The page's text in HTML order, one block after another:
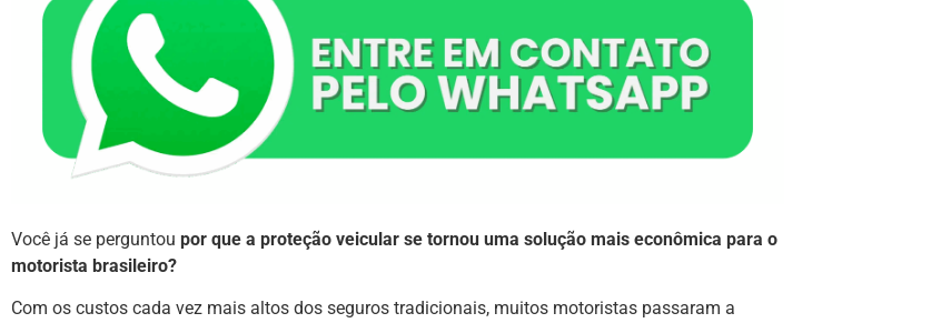
Você já se perguntou por que a proteção veicular se tornou uma solução mais econômica para o
motorista brasileiro?
Com os custos cada vez mais altos dos seguros tradicionais, muitos motoristas passaram a